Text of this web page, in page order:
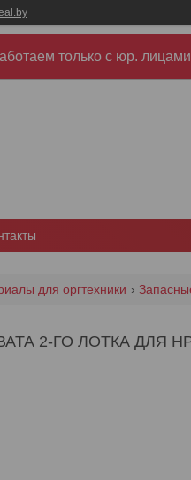
только с юр.
для оргтехники
2-ГО ЛОТКА ДЛЯ HP